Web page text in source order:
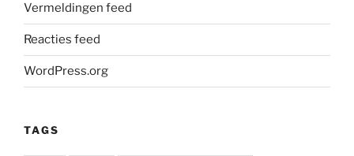
Vermeldingen feed
Reacties feed
WordPress.org
TAGS